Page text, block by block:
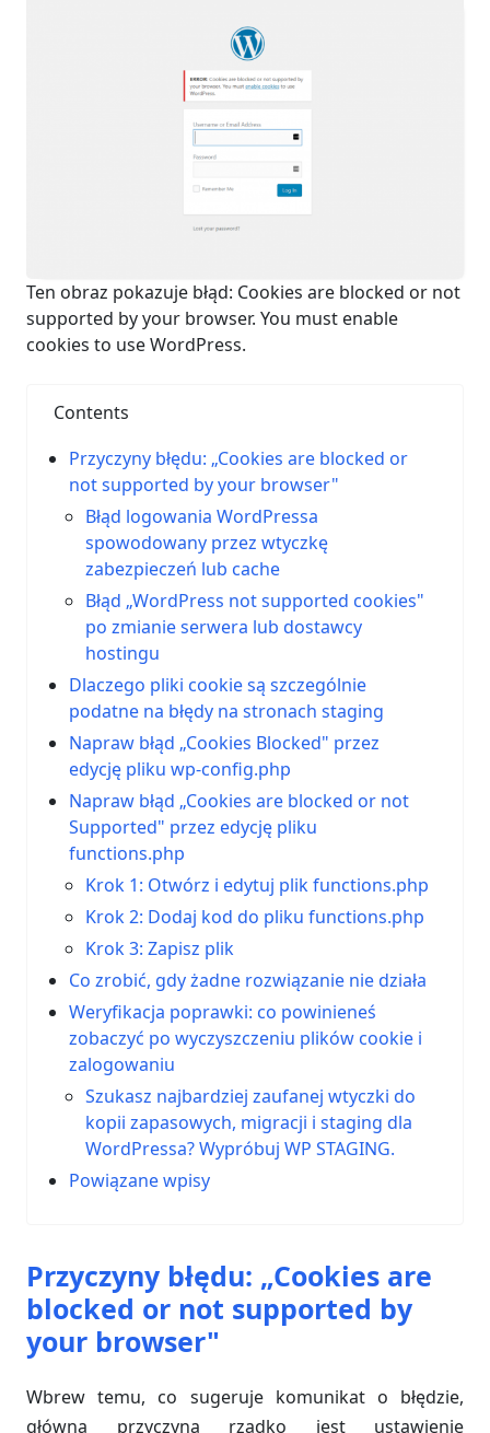
Ten obraz pokazuje błąd: Cookies are blocked or not
supported by your browser. You must enable
cookies to use WordPress.
Contents
Przyczyny błędu: „Cookies are blocked or
not supported by your browser"
Błąd logowania WordPressa
spowodowany przez wtyczkę
zabezpieczeń lub cache
Błąd „WordPress not supported cookies"
po zmianie serwera lub dostawcy
hostingu
Dlaczego pliki cookie są szczególnie
podatne na błędy na stronach staging
Napraw błąd „Cookies Blocked" przez
edycję pliku wp-config.php
Napraw błąd „Cookies are blocked or not
Supported" przez edycję pliku
functions.php
Krok 1: Otwórz i edytuj plik functions.php
Krok 2: Dodaj kod do pliku functions.php
Krok 3: Zapisz plik
Co zrobić, gdy żadne rozwiązanie nie działa
Weryfikacja poprawki: co powinieneś
zobaczyć po wyczyszczeniu plików cookie i
zalogowaniu
Szukasz najbardziej zaufanej wtyczki do
kopii zapasowych, migracji i staging dla
WordPressa? Wypróbuj WP STAGING.
Powiązane wpisy
Przyczyny błędu: „Cookies are
blocked or not supported by
your browser"
Wbrew temu, co sugeruje komunikat o błędzie,
główną przyczyną rzadko jest ustawienie